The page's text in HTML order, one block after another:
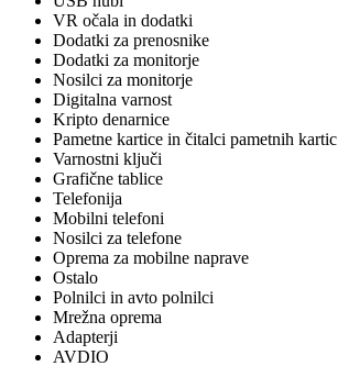
VR očala in dodatki
Dodatki za prenosnike
Dodatki za monitorje
Nosilci za monitorje
Digitalna varnost
Kripto denarnice
Pametne kartice in čitalci pametnih kartic
Varnostni ključi
Grafične tablice
Telefonija
Mobilni telefoni
Nosilci za telefone
Oprema za mobilne naprave
Ostalo
Polnilci in avto polnilci
Mrežna oprema
Adapterji
AVDIO